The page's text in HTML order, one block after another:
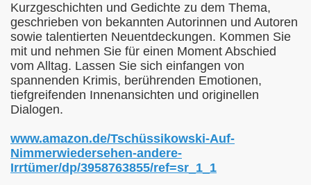
Kurzgeschichten und Gedichte zu dem Thema,
geschrieben von bekannten Autorinnen und Autoren
sowie talentierten Neuentdeckungen. Kommen Sie
mit und nehmen Sie für einen Moment Abschied
vom Alltag. Lassen Sie sich einfangen von
spannenden Krimis, berührenden Emotionen,
tiefgreifenden Innenansichten und originellen
Dialogen.
www.amazon.de/Tschüssikowski-Auf-
Nimmerwiedersehen-andere-
Irrtümer/dp/3958763855/ref=sr_1_1